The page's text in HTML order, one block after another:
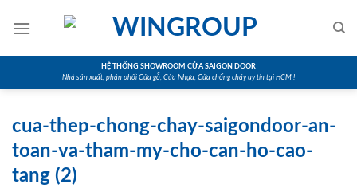
HỆ THỐNG SHOWROOM CỬA SAIGON DOOR
Nhà sản xuất, phân phối Cửa gỗ, Cửa Nhựa, Cửa chống cháy uy tín tại HCM !
cua-thep-chong-chay-saigondoor-an-
toan-va-tham-my-cho-can-ho-cao-
tang (2)